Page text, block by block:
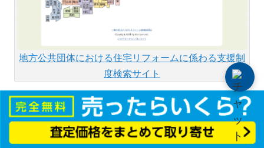
地方公共団体における住宅リフォームに係わる支援制
度検索サイト
そこで、自宅のある市区町村でリフォームの補助金や助
成金の制度があるかどうか確認できるサイトがあります
ので、ぜひチェックしてみましょう。